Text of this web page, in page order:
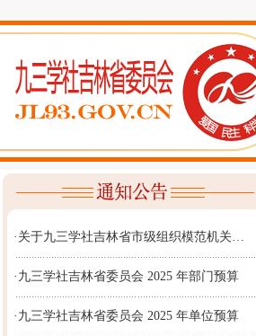
·关于九三学社吉林省市级组织模范机关…
·九三学社吉林省委员会 2025 年部门预算
·九三学社吉林省委员会 2025 年单位预算